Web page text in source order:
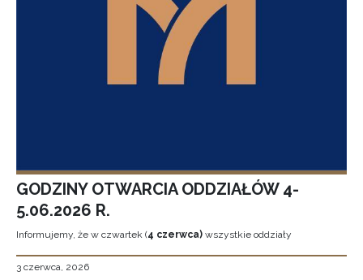
GODZINY OTWARCIA ODDZIAŁÓW 4-
5.06.2026 R.
Informujemy, że w czwartek (4 czerwca) wszystkie oddziały
3 czerwca, 2026